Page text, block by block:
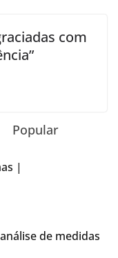
com
Popular
|
de medidas